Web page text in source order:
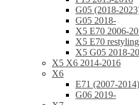
G05 (2018-
G05 2018-
X5 E70 2006-
X5 E70
X5 G05 2018-
X5 X6 2014-2016
X6
E71 (2007-2014)
G06 2019-